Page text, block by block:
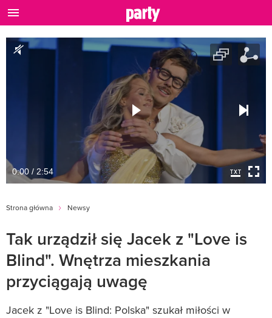
0:00 / 2:54
Strona główna Newsy
Tak urządził się Jacek z "Love is
Blind". Wnętrza mieszkania
przyciągają uwagę
Jacek z "Love is Blind: Polska" szukał miłości w